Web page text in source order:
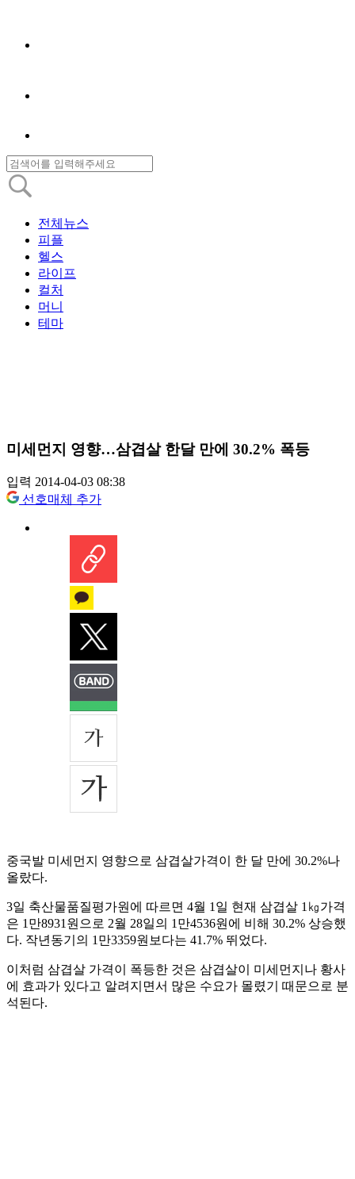
전체뉴스
피플
헬스
라이프
컬처
머니
테마
미세먼지 영향…삼겹살 한달 만에 30.2% 폭등
입력 2014-04-03 08:38
선호매체 추가
중국발 미세먼지 영향으로 삼겹살가격이 한 달 만에 30.2%나
올랐다.
3일 축산물품질평가원에 따르면 4월 1일 현재 삼겹살 1㎏가격
은 1만8931원으로 2월 28일의 1만4536원에 비해 30.2% 상승했
다. 작년동기의 1만3359원보다는 41.7% 뛰었다.
이처럼 삼겹살 가격이 폭등한 것은 삼겹살이 미세먼지나 황사
에 효과가 있다고 알려지면서 많은 수요가 몰렸기 때문으로 분
석된다.